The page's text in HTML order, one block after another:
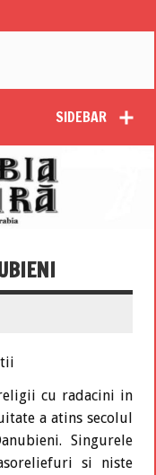
SIDEBAR
cu radacini in
a atins secolul
Singurele
si niste